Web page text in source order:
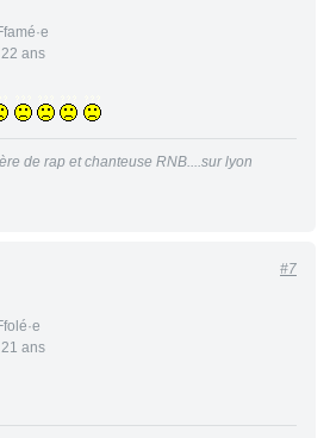
ans
de rap et chanteuse RNB....sur lyon
ans
#7